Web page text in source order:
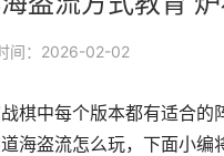
间：2026-02-02
棋中每个版本都有适合
海盗流怎么玩，下面小